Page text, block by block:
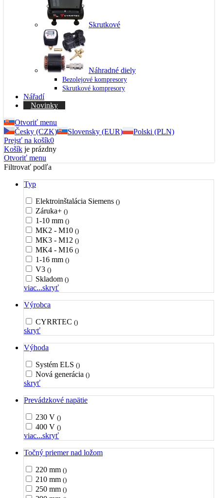
Skrutkové
Náhradné diely
Bezolejové kompresory
Skrutkové kompresory
Nářadí
Novinky
Otvoriť menu
Česky (CZK)
Slovensky (EUR)
Polski (PLN)
Prejsť na košík0
Košík je prázdny
Otvoriť menu
Filtrovať podľa
Typ
Elektroinštalácia Siemens ()
Záruka+ ()
1-10 mm ()
MK2 - M10 ()
MK3 - M12 ()
MK4 - M16 ()
1-16 mm ()
V3 ()
Skladom ()
viac...skryť
Výrobca
CYRRTEC ()
skryť
Výhoda
Systém ELS ()
Nová generácia ()
skryť
Prevádzkové napätie
230 V ()
400 V ()
viac...skryť
Točný priemer nad ložom
220 mm ()
210 mm ()
250 mm ()